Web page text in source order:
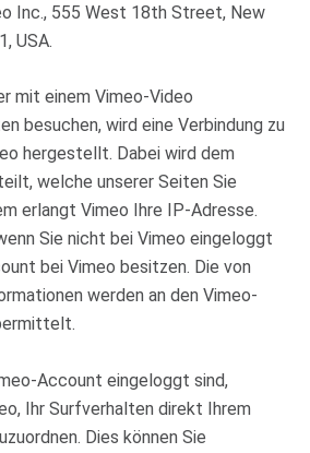
Inc., 555 West 18th Street, New
USA.
mit einem Vimeo-Video
besuchen, wird eine Verbindung zu
hergestellt. Dabei wird dem
welche unserer Seiten Sie
erlangt Vimeo Ihre IP-Adresse.
Sie nicht bei Vimeo eingeloggt
bei Vimeo besitzen. Die von
werden an den Vimeo-
Account eingeloggt sind,
Ihr Surfverhalten direkt Ihrem
Dies können Sie